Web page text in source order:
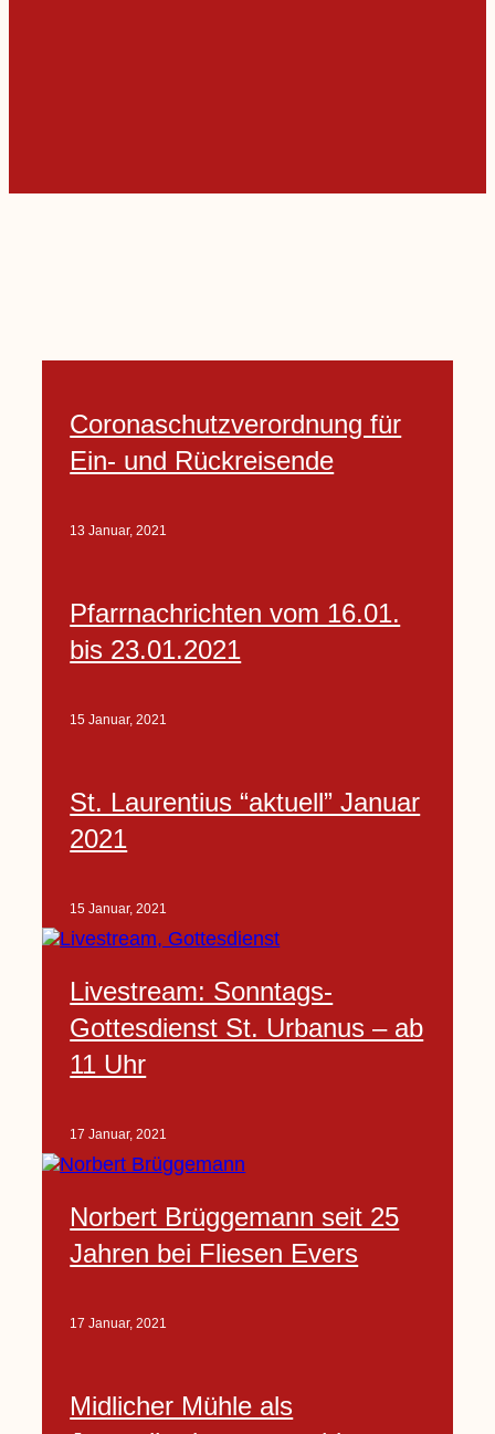
Coronaschutzverordnung für
Ein- und Rückreisende
13 Januar, 2021
Pfarrnachrichten vom 16.01.
bis 23.01.2021
15 Januar, 2021
St. Laurentius “aktuell” Januar
2021
15 Januar, 2021
Livestream: Sonntags-
Gottesdienst St. Urbanus – ab
11 Uhr
17 Januar, 2021
Norbert Brüggemann seit 25
Jahren bei Fliesen Evers
17 Januar, 2021
Midlicher Mühle als